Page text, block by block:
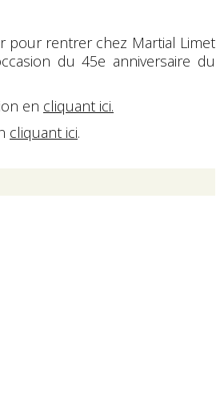
pour rentrer chez Martial Limet
du 45e anniversaire du
en cliquant ici.
cliquant ici.